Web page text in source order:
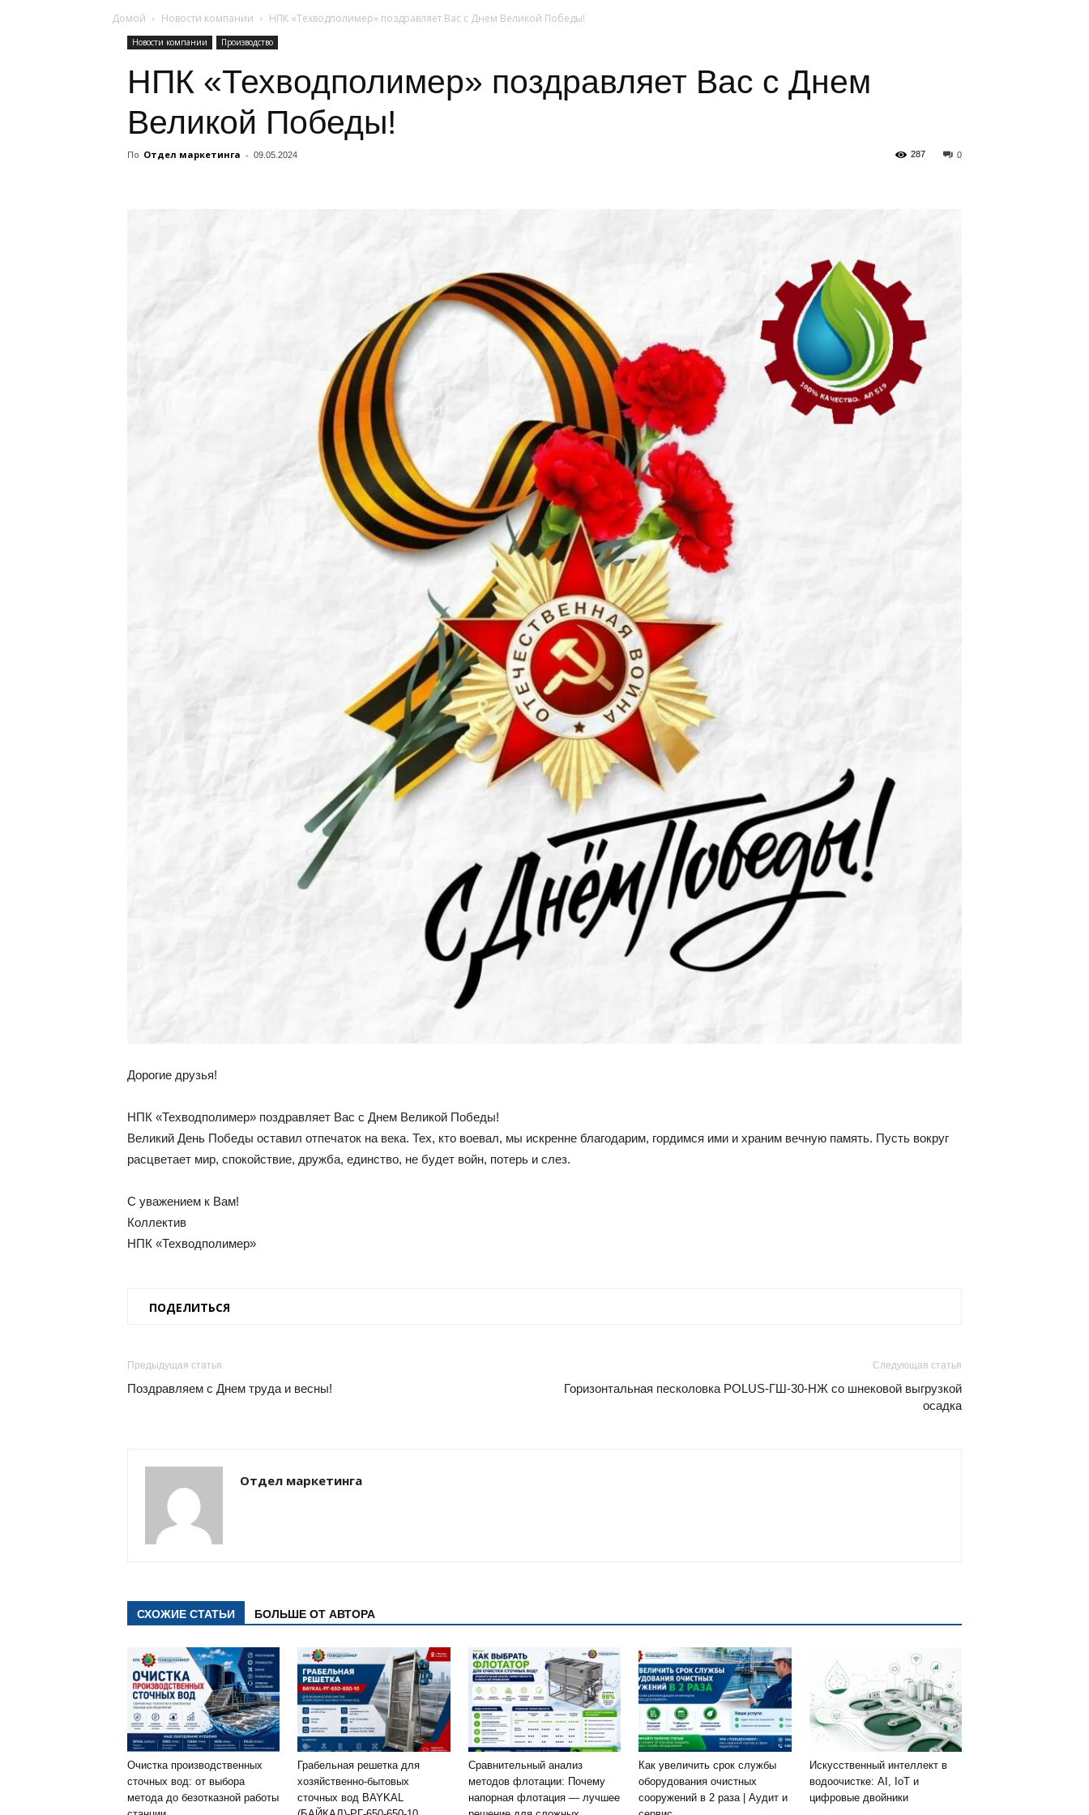
Домой Новости компании НПК «Техводполимер» поздравляет Вас с Днем Великой Победы!
Новости компании Производство
НПК «Техводполимер» поздравляет Вас с Днем
Великой Победы!
По Отдел маркетинга - 09.05.2024 0
287
Дорогие друзья!
НПК «Техводполимер» поздравляет Вас с Днем Великой Победы!
Великий День Победы оставил отпечаток на века. Тех, кто воевал, мы искренне благодарим, гордимся ими и храним вечную память. Пусть вокруг
расцветает мир, спокойствие, дружба, единство, не будет войн, потерь и слез.
С уважением к Вам!
Коллектив
НПК «Техводполимер»
ПОДЕЛИТЬСЯ
Предыдущая статья
Поздравляем с Днем труда и весны!
Следующая статья
Горизонтальная песколовка POLUS-ГШ-30-НЖ со шнековой выгрузкой
осадка
Отдел маркетинга
СХОЖИЕ СТАТЬИ БОЛЬШЕ ОТ АВТОРА
Очистка производственных
сточных вод: от выбора
метода до безотказной работы
Грабельная решетка для
хозяйственно-бытовых
сточных вод BAYKAL
Сравнительный анализ
методов флотации: Почему
напорная флотация — лучшее
Как увеличить срок службы
оборудования очистных
сооружений в 2 раза | Аудит и
Искусственный интеллект в
водоочистке: AI, IoT и
цифровые двойники